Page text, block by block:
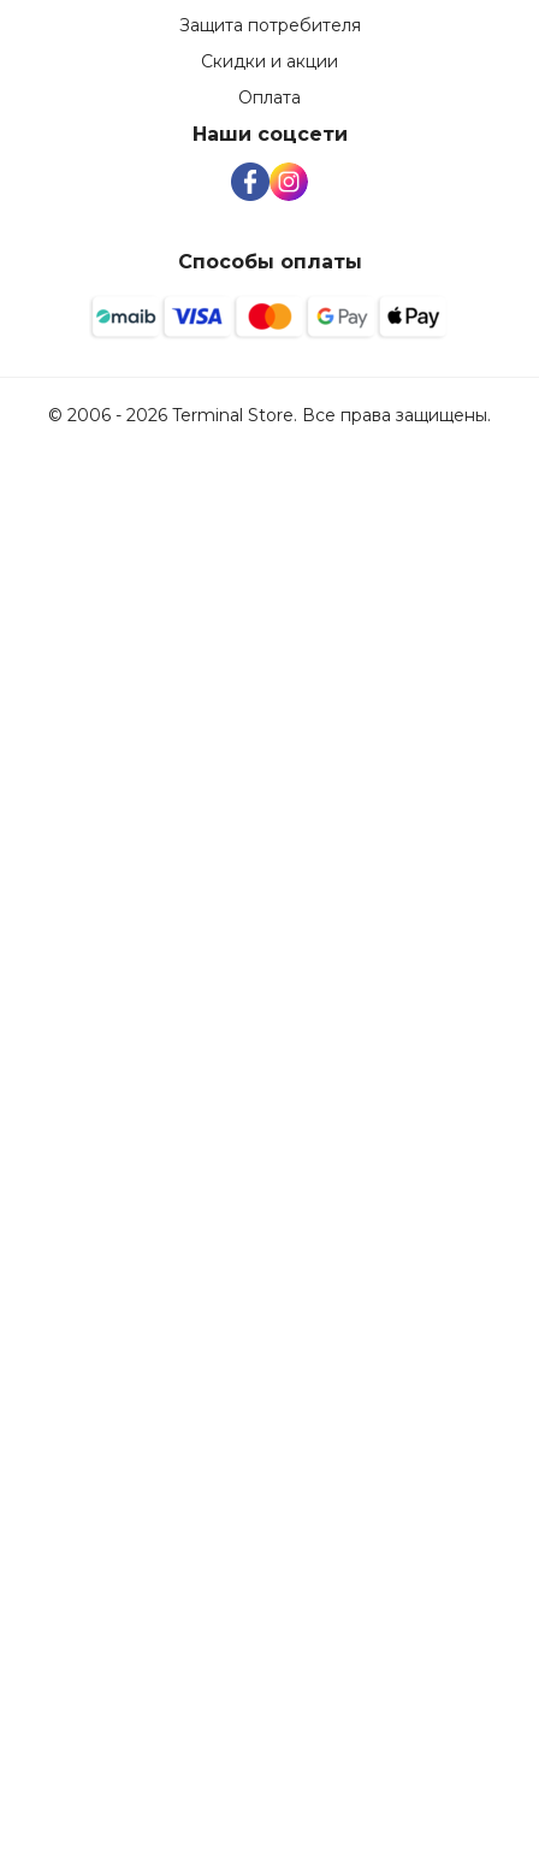
Защита потребителя
Скидки и акции
Оплата
Наши соцсети
Способы оплаты
© 2006 - 2026 Terminal Store. Все права защищены.